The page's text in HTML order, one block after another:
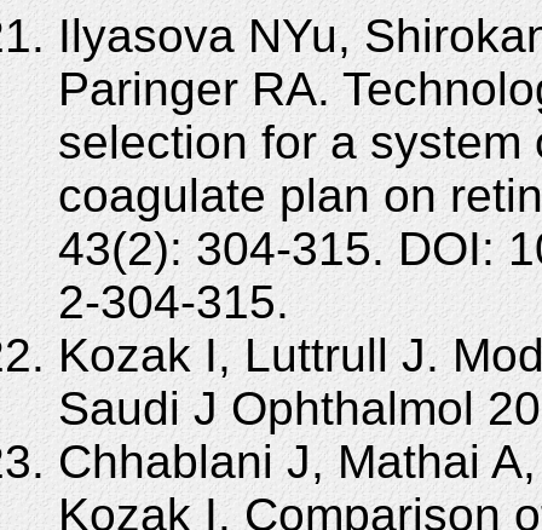
Ilyasova NYu,
Paringer RA.
selection for a system
coagulate plan on
43(2): 304-315. DOI:
2-304-315.
Kozak I, Luttrull J.
Saudi J Ophthalmol
Chhablani J, Mathai
Kozak I. Comparison